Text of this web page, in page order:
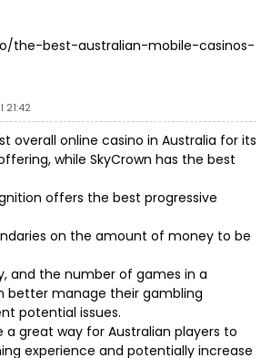
the-best-australian-mobile-casinos-
21:42
overall online casino in Australia for its
while SkyCrown has the best
offers the best progressive
on the amount of money to be
and the number of games in a
better manage their gambling
potential issues.
a great way for Australian players to
experience and potentially increase